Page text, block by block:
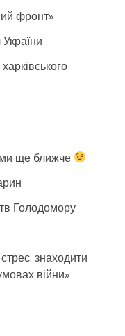
фронт»
ще ближче
Голодомору
знаходити
війни»